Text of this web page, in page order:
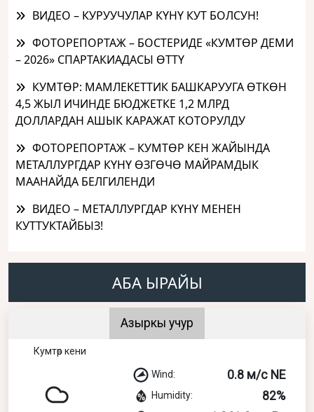
ВИДЕО – КУРУУЧУЛАР КҮНҮ КУТ БОЛСУН!
ФОТОРЕПОРТАЖ – БОСТЕРИДЕ «КУМТӨР ДЕМИ
– 2026» СПАРТАКИАДАСЫ ӨТТҮ
КУМТӨР: МАМЛЕКЕТТИК БАШКАРУУГА ӨТКӨН
4,5 ЖЫЛ ИЧИНДЕ БЮДЖЕТКЕ 1,2 МЛРД
ДОЛЛАРДАН АШЫК КАРАЖАТ КОТОРУЛДУ
ФОТОРЕПОРТАЖ – КУМТӨР КЕН ЖАЙЫНДА
МЕТАЛЛУРГДАР КҮНҮ ӨЗГӨЧӨ МАЙРАМДЫК
МААНАЙДА БЕЛГИЛЕНДИ
ВИДЕО – МЕТАЛЛУРГДАР КҮНҮ МЕНЕН
КУТТУКТАЙБЫЗ!
АБА ЫРАЙЫ
Азыркы учур
Кумтөр кени
Wind: 0.8 м/с NE
Humidity: 82%